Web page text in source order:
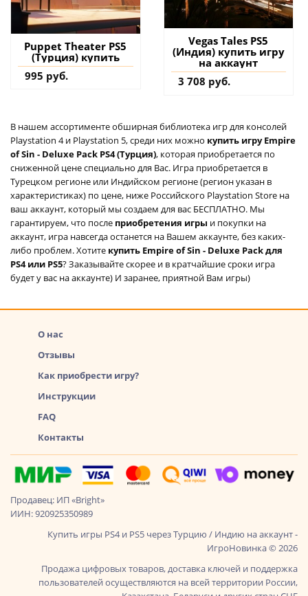
Puppet Theater PS5
(Турция) купить
995 руб.
Vegas Tales PS5
(Индия) купить игру
на аккаунт
3 708 руб.
В нашем ассортименте обширная библиотека игр для консолей
Playstation 4 и Playstation 5, среди них можно купить игру Empire
of Sin - Deluxe Pack PS4 (Турция), которая приобретается по
сниженной цене специально для Вас. Игра приобретается в
Турецком регионе или Индийском регионе (регион указан в
характеристиках) по цене, ниже Российского Playstation Store на
ваш аккаунт, который мы создаем для вас БЕСПЛАТНО. Мы
гарантируем, что после приобретения игры и покупки на
аккаунт, игра навсегда останется на Вашем аккаунте, без каких-
либо проблем. Хотите купить Empire of Sin - Deluxe Pack для
PS4 или PS5? Заказывайте скорее и в кратчайшие сроки игра
будет у вас на аккаунте) И заранее, приятной Вам игры)
О нас
Отзывы
Как приобрести игру?
Инструкции
FAQ
Контакты
Продавец: ИП «Bright»
ИИН: 920925350989
Купить игры PS4 и PS5 через Турцию / Индию на аккаунт -
ИгроНовинка © 2026
Продажа цифровых товаров, доставка ключей и поддержка
пользователей осуществляются на всей территории России,